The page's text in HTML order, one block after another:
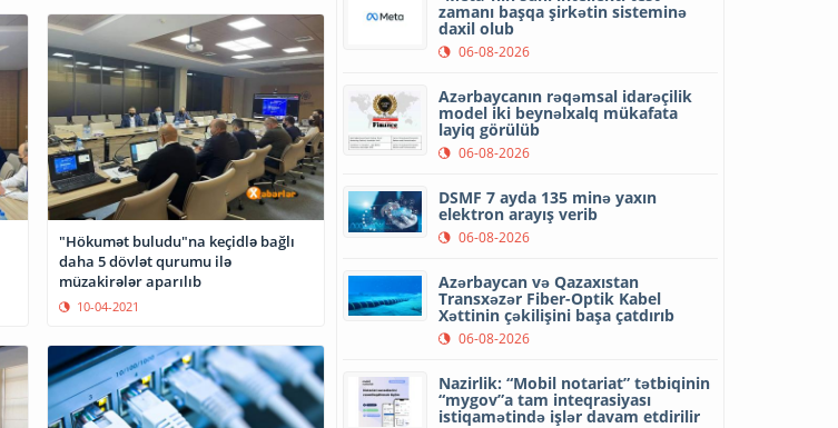
"Hökumət buludu"na keçidlə bağlı
daha 5 dövlət qurumu ilə
müzakirələr aparılıb
10-04-2021
zamanı başqa şirkətin sisteminə
daxil olub
06-08-2026
Azərbaycanın rəqəmsal idarəçilik
model iki beynəlxalq mükafata
layiq görülüb
06-08-2026
DSMF 7 ayda 135 minə yaxın
elektron arayış verib
06-08-2026
Azərbaycan və Qazaxıstan
Transxəzər Fiber-Optik Kabel
Xəttinin çəkilişini başa çatdırıb
06-08-2026
Nazirlik: “Mobil notariat” tətbiqinin
“mygov”a tam inteqrasiyası
istiqamətində işlər davam etdirilir